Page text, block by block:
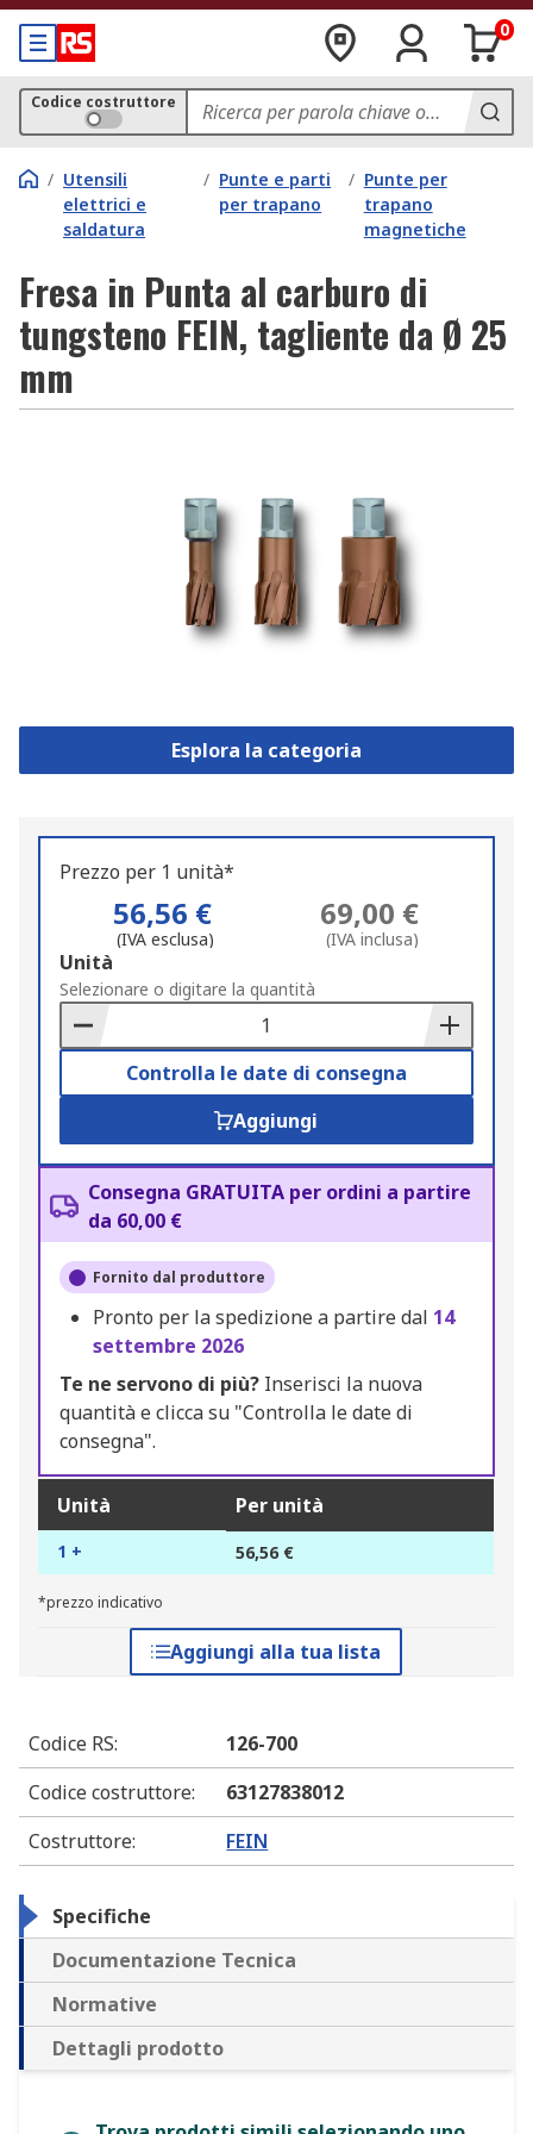
0
Codice costruttore
/ Utensili
elettrici e
saldatura
/ Punte e parti
per trapano
/ Punte per
trapano
magnetiche
Fresa in Punta al carburo di
tungsteno FEIN, tagliente da Ø 25
mm
Esplora la categoria
Prezzo per 1 unità*
56,56 €
(IVA esclusa)
69,00 €
(IVA inclusa)
Add
to
Basket
Unità
Selezionare o digitare la quantità
Controlla le date di consegna
Aggiungi
Consegna GRATUITA per ordini a partire
da 60,00 €
Fornito dal produttore
Pronto per la spedizione a partire dal 14
settembre 2026
Te ne servono di più? Inserisci la nuova
quantità e clicca su "Controlla le date di
consegna".
Unità Per unità
1 + 56,56 €
*prezzo indicativo
Aggiungi alla tua lista
Codice RS:
126-700
Codice costruttore:
63127838012
Costruttore: FEIN
Specifiche
Documentazione Tecnica
Normative
Dettagli prodotto